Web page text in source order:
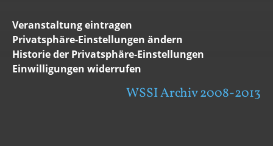
Veranstaltung eintragen
Privatsphäre-Einstellungen ändern
Historie der Privatsphäre-Einstellungen
Einwilligungen widerrufen
WSSI Archiv 2008-2013